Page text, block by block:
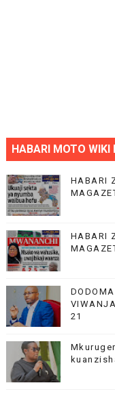
HABARI MOTO WIKI
HABARI
HABARI
21